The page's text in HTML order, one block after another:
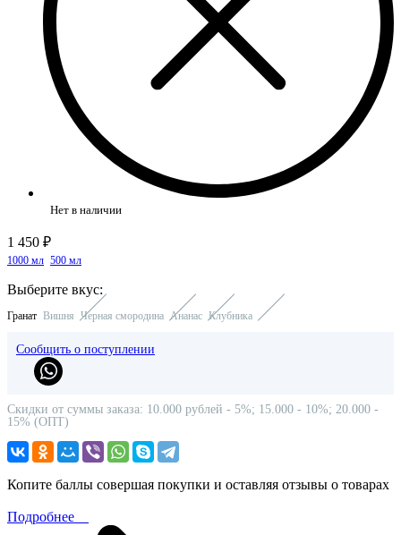
Нет в наличии
1 450 ₽
1000 мл 500 мл
Выберите вкус:
Гранат Вишня Черная смородина Ананас Клубника
Сообщить о поступлении
Скидки от суммы заказа: 10.000 рублей - 5%; 15.000 - 10%; 20.000 -
15% (ОПТ)
Копите баллы совершая покупки и оставляя отзывы о товарах
Подробнее